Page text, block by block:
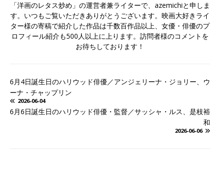
「洋画のレタス炒め」の運営者兼ライターで、azemichiと申しま
す。いつもご覧いただきありがとうございます。映画大好きライ
ター様の寄稿で紹介した作品は千数百作品以上、女優・俳優のプ
ロフィール紹介も500人以上に上ります。訪問者様のコメントを
お待ちしております！
6月4日誕生日のハリウッド俳優／アンジェリーナ・ジョリー、ウ
ーナ・チャップリン
2026-06-04
6月6日誕生日のハリウッド俳優・監督／サッシャ・ルス、是枝裕
和
2026-06-06